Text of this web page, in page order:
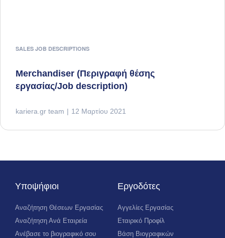
SALES JOB DESCRIPTIONS
Merchandiser (Περιγραφή θέσης
εργασίας/Job description)
kariera.gr team 12 Μαρτίου 2021
Υποψήφιοι
Αναζήτηση Θέσεων Εργασίας
Αναζήτηση Ανά Εταιρεία
Ανέβασε το βιογραφικό σου
Εργοδότες
Αγγελίες Εργασίας
Εταιρικό Προφίλ
Βάση Βιογραφικών